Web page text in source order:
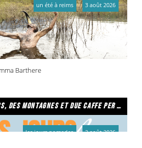
Barthere
un été à reims 3 août 2026
chapitre 1 : des lacs, des montagnes et due caffe per favore
les jours nomades 2 août 2026